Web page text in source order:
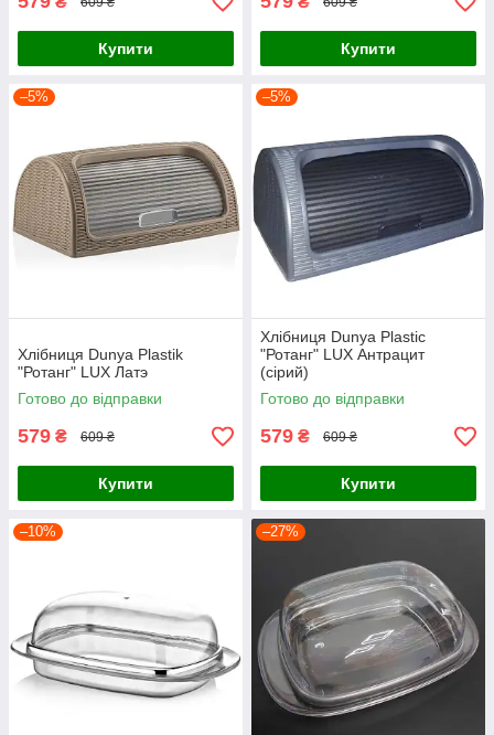
Купити Купити
–5%
Хлібниця Dunya Plastik
"Ротанг" LUX Латэ
Готово до відправки
579 ₴ 609 ₴
Купити
–5%
Хлібниця Dunya Plastic
"Ротанг" LUX Антрацит
(сірий)
Готово до відправки
579 ₴ 609 ₴
Купити
–10% –27%